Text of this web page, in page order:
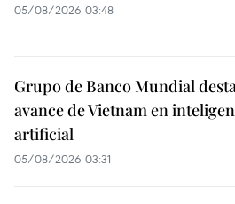
05/08/2026 03:48
Grupo de Banco Mundial
avance de Vietnam en
artificial
05/08/2026 03:31